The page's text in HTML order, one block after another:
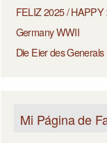
FELIZ 2025 / HAPPY
Germany WWII
Die Eier des Generals
Mi Página de